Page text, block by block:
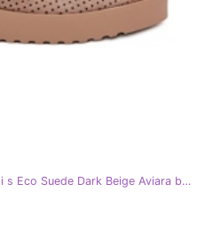
EVento Ženske cipele na platformi s Eco Suede Dark Beige Aviara bež